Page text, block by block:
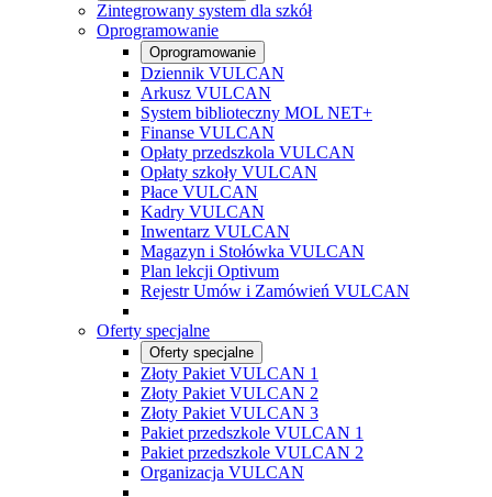
Zintegrowany system dla szkół
Oprogramowanie
Oprogramowanie
Dziennik VULCAN
Arkusz VULCAN
System biblioteczny MOL NET+
Finanse VULCAN
Opłaty przedszkola VULCAN
Opłaty szkoły VULCAN
Płace VULCAN
Kadry VULCAN
Inwentarz VULCAN
Magazyn i Stołówka VULCAN
Plan lekcji Optivum
Rejestr Umów i Zamówień VULCAN
Oferty specjalne
Oferty specjalne
Złoty Pakiet VULCAN 1
Złoty Pakiet VULCAN 2
Złoty Pakiet VULCAN 3
Pakiet przedszkole VULCAN 1
Pakiet przedszkole VULCAN 2
Organizacja VULCAN